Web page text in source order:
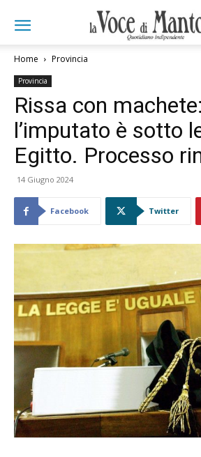
Home Provincia
Provincia
Rissa con machete:
l’imputato è sotto
Egitto. Processo
14 Giugno 2024
Facebook Twitter